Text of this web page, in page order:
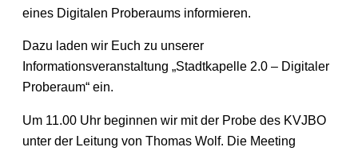
eines Digitalen Proberaums informieren.
Dazu laden wir Euch zu unserer
Informationsveranstaltung „Stadtkapelle 2.0 – Digitaler
Proberaum“ ein.
Um 11.00 Uhr beginnen wir mit der Probe des KVJBO
unter der Leitung von Thomas Wolf. Die Meeting